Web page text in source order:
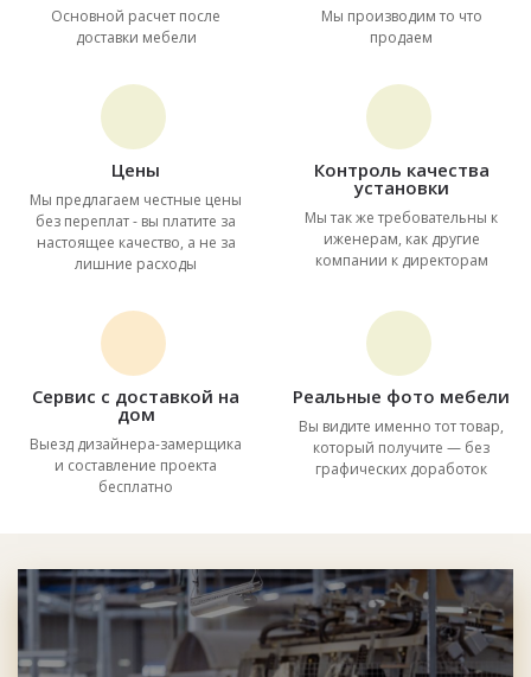
Основной расчет после
доставки мебели
Мы производим то что
продаем
Цены
Мы предлагаем честные цены
без переплат - вы платите за
настоящее качество, а не за
лишние расходы
Контроль качества
установки
Мы так же требовательны к
иженерам, как другие
компании к директорам
Сервис с доставкой на
дом
Выезд дизайнера-замерщика
и составление проекта
бесплатно
Реальные фото мебели
Вы видите именно тот товар,
который получите — без
графических доработок